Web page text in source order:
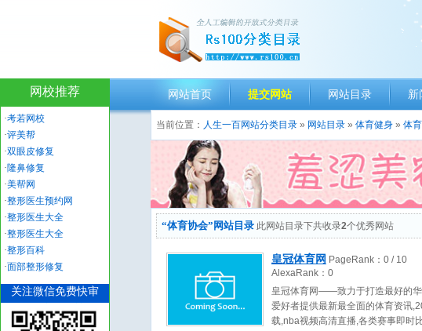
网站首页 提交网站 网站目录 新
当前位置： 人生一百网站分类目录 » 网站目录 » 体育健身 » 体
“体育协会”网站目录 此网站目录下共收录2个优秀网站
皇冠体育网 PageRank： 0 / 10
AlexaRank： 0
皇冠体育网——致力于打造最好的
爱好者提供最新最全面的体育资讯
载,nba视频高清直播,各类赛事即时
网校推荐
·考若网校
·评美帮
·双眼皮修复
·隆鼻修复
·美帮网
·整形医生预约网
·整形医生大全
·整形医生大全
·整形百科
·面部整形修复
关注微信免费快审